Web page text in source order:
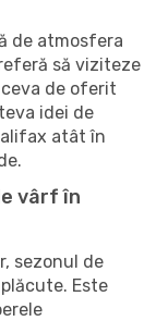
de atmosfera
să viziteze
de oferit
idei de
atât în
vârf în
sezonul de
Este